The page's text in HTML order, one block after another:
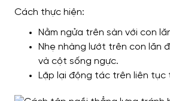
Cách thực hiện:
Nằm ngửa trên sàn với con
Nhẹ nhàng lướt trên con lăn
và cột sống ngực.
Lặp lại động tác trên liên tục